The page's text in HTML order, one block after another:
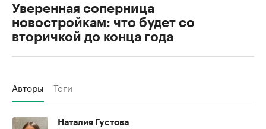
Уверенная соперница
новостройкам: что будет со
вторичкой до конца года
Авторы Теги
Наталия Густова